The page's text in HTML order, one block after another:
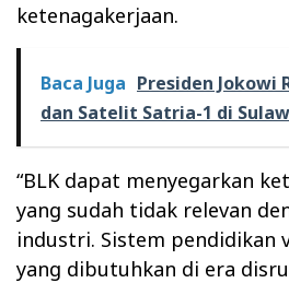
ketenagakerjaan.
Baca Juga Presiden Jokowi
dan Satelit Satria-1 di
“BLK dapat menyegarkan
yang sudah tidak relevan
industri. Sistem pendidikan
yang dibutuhkan di era